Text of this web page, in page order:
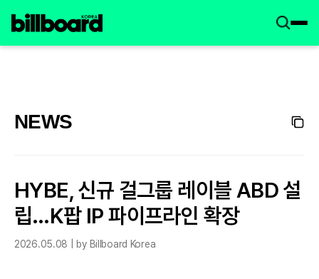
NEWS
HYBE, 신규 걸그룹 레이블 ABD 설
립…K팝 IP 파이프라인 확장
2026.05.08 | by Billboard Korea